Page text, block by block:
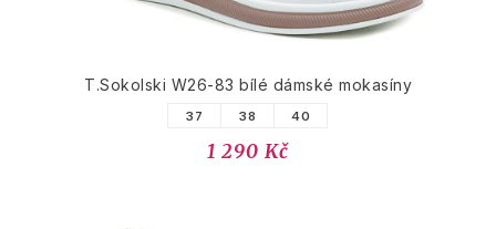
T.Sokolski W26-83 bílé dámské mokasíny
37 38 40
1 290 Kč